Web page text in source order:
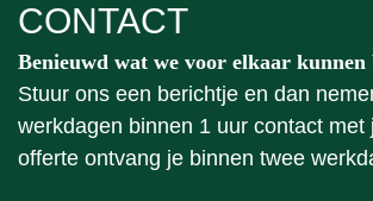
CONTACT
Benieuwd wat we voor elkaar kunnen
Stuur ons een berichtje en dan
werkdagen binnen 1 uur contact met
offerte ontvang je binnen twee